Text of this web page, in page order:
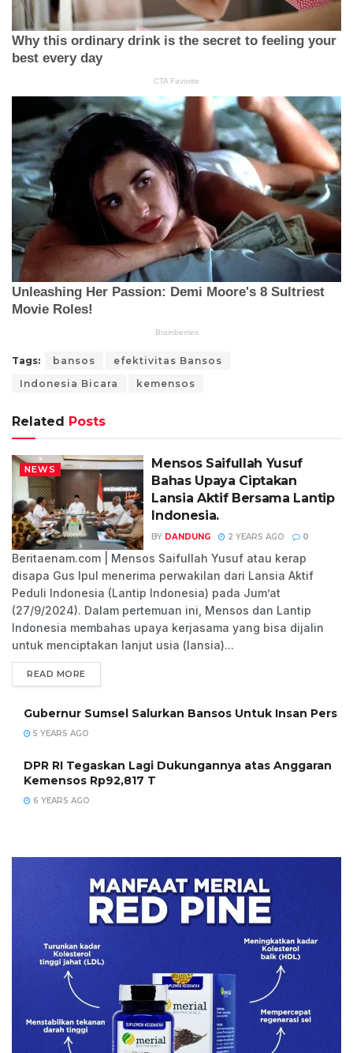
Tags: bansos
efektivitas Bansos
Indonesia Bicara
kemensos
Related Posts
NEWS
Mensos Saifullah Yusuf
Bahas Upaya Ciptakan
Lansia Aktif Bersama Lantip
Indonesia.
BY DANDUNG 2 YEARS AGO 0
Beritaenam.com | Mensos Saifullah Yusuf atau kerap
disapa Gus Ipul menerima perwakilan dari Lansia Aktif
Peduli Indonesia (Lantip Indonesia) pada Jum’at
(27/9/2024). Dalam pertemuan ini, Mensos dan Lantip
Indonesia membahas upaya kerjasama yang bisa dijalin
untuk menciptakan lanjut usia (lansia)...
READ MORE
Gubernur Sumsel Salurkan Bansos Untuk Insan Pers
5 YEARS AGO
DPR RI Tegaskan Lagi Dukungannya atas Anggaran
Kemensos Rp92,817 T
6 YEARS AGO